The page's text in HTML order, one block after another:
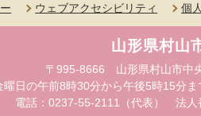
ウェブアクセシビリティ 個
山形県村山
〒995-8666 山形県村山市中
日の午前8時30分から午後5時15分
電話：0237-55-2111（代表） 法人